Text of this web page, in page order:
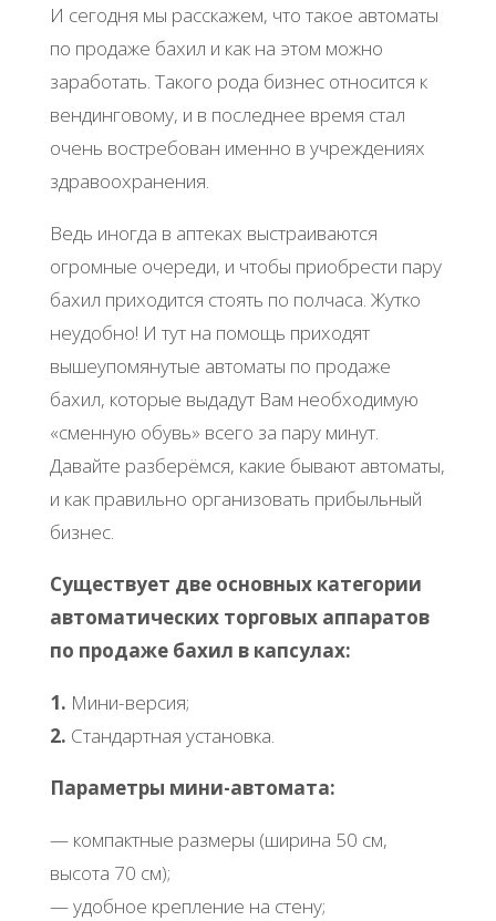
И сегодня мы расскажем, что такое автоматы
по продаже бахил и как на этом можно
заработать. Такого рода бизнес относится к
вендинговому, и в последнее время стал
очень востребован именно в учреждениях
здравоохранения.
Ведь иногда в аптеках выстраиваются
огромные очереди, и чтобы приобрести пару
бахил приходится стоять по полчаса. Жутко
неудобно! И тут на помощь приходят
вышеупомянутые автоматы по продаже
бахил, которые выдадут Вам необходимую
«сменную обувь» всего за пару минут.
Давайте разберёмся, какие бывают автоматы,
и как правильно организовать прибыльный
бизнес.
Существует две основных категории
автоматических торговых аппаратов
по продаже бахил в капсулах:
1. Мини-версия;
2. Стандартная установка.
Параметры мини-автомата:
— компактные размеры (ширина 50 см,
высота 70 см);
— удобное крепление на стену;